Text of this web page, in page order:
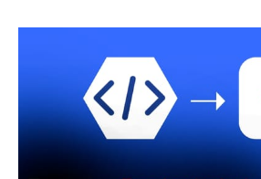
приступить к теме, хочу вам
Ниже скриншон со статьи